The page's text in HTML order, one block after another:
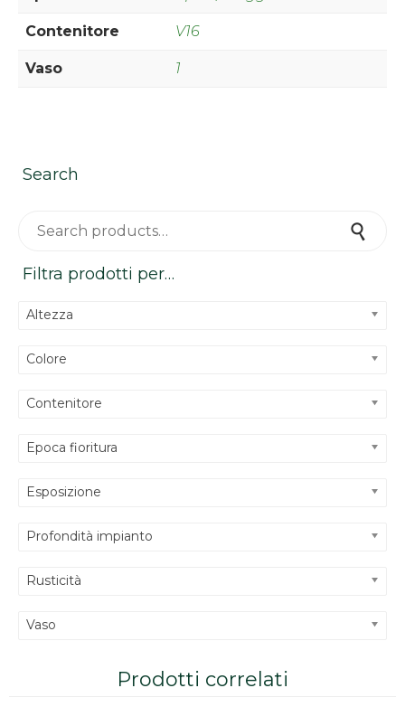
Contenitore V16
Vaso 1
Search
Filtra prodotti per…
Altezza
Colore
Contenitore
Epoca fioritura
Esposizione
Profondità impianto
Rusticità
Vaso
Prodotti correlati